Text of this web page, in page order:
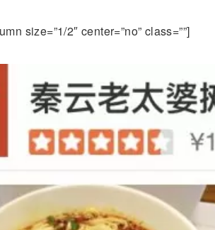
size=”1/2″ center=”no” class=””]